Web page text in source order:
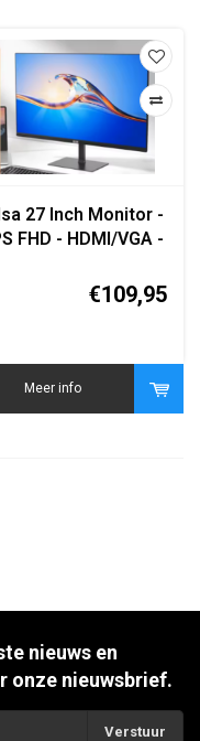
27 Inch Monitor -
FHD - HDMI/VGA -
€109,95
Meer info
nieuws en
onze nieuwsbrief.
Verstuur